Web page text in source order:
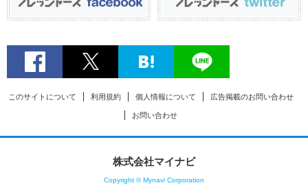
このサイトについて 利用規約 個人情報について 広告掲載のお問い合わせ
お問い合わせ
株式会社マイナビ
Copyright © Mynavi Corporation